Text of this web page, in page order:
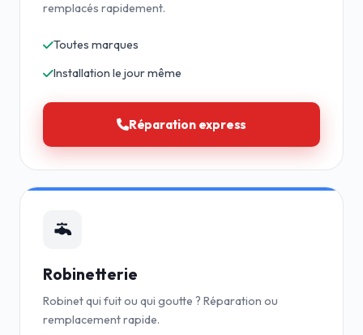
remplacés rapidement.
Toutes marques
Installation le jour même
Réparation express
Robinetterie
Robinet qui fuit ou qui goutte ? Réparation ou
remplacement rapide.